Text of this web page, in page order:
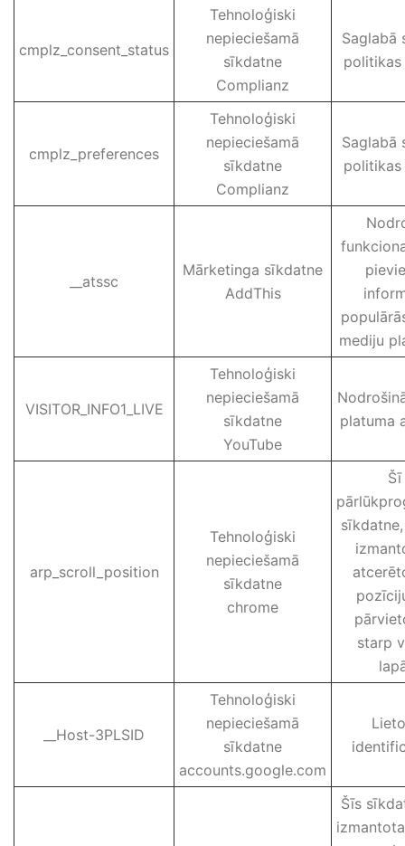
cmplz_consent_status
Tehnoloģiski
nepieciešamā
sīkdatne
Complianz
Saglabā
politikas
cmplz_preferences
Tehnoloģiski
nepieciešamā
sīkdatne
Complianz
Saglabā
politikas
__atssc
Mārketinga sīkdatne
AddThis
mediju
VISITOR_INFO1_LIVE
Tehnoloģiski
nepieciešamā
sīkdatne
YouTube
platuma
arp_scroll_position
Tehnoloģiski
nepieciešamā
sīkdatne
chrome
starp
__Host-3PLSID
Tehnoloģiski
nepieciešamā
sīkdatne
accounts.google.com
Šīs